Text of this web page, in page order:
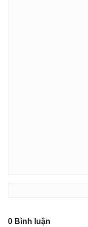
0 Bình luận